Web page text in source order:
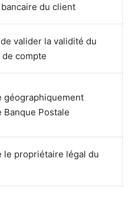
du client
valider la validité du
compte
géographiquement
Banque Postale
le propriétaire légal du